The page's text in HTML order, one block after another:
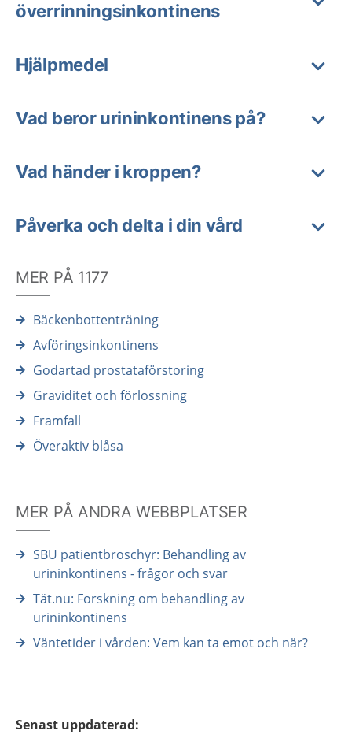
överrinningsinkontinens
Hjälpmedel
Vad beror urininkontinens på?
Vad händer i kroppen?
Påverka och delta i din vård
MER PÅ 1177
Bäckenbottenträning
Avföringsinkontinens
Godartad prostataförstoring
Graviditet och förlossning
Framfall
Överaktiv blåsa
MER PÅ ANDRA WEBBPLATSER
SBU patientbroschyr: Behandling av
urininkontinens - frågor och svar
Tät.nu: Forskning om behandling av
urininkontinens
Väntetider i vården: Vem kan ta emot och när?
Senast uppdaterad: